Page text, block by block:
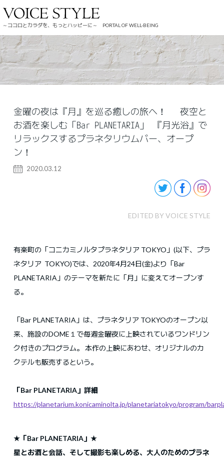
～ココロとカラダを、もっとハッピーに～ PORTAL OF WELL-BEING
金曜の夜は『月』を巡る癒しの旅へ！ 夜空と
お酒を楽しむ「Bar PLANETARIA」 『月光浴』で
リラックスするプラネタリウムバー、オープ
ン！
2020.03.12
EDITED BY VOICE STYLE
有楽町の「コニカミノルタプラネタリア TOKYO」(以下、プラ
ネタリア TOKYO)では、2020年4月24日(金)より「Bar
PLANETARIA」のテーマを新たに「月」に変えてオープンす
る。
「Bar PLANETARIA」は、プラネタリア TOKYOのオープン以
来、施設のDOME１で毎週金曜夜に上映されているワンドリン
ク付きのプログラム。 本作の上映にあわせ、オリジナルのカ
クテルも販売するという。
「Bar PLANETARIA」詳細
https://planetarium.konicaminolta.jp/planetariatokyo/program/
★「Bar PLANETARIA」★
星とお酒と会話、そして撮影も楽しめる、大人のためのプラネ